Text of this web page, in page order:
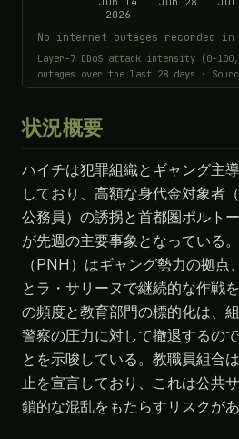
2026
No internet outages recorded
Layer-7 DDoS attack intensity
outages over the last 28 days ·
状況概要
ハイチは犯罪組織とギャング主
しており、高額な身代金対象者
公務員）の誘拐と首都圏ポルト
が先週の主要事象となっている
（PNH）はギャング勢力の拠点
とラ・サリーヌで継続的な作戦
の頻度と教育部門の標的化は、
警察の圧力に対して撤退するの
とを示唆している。教職員組合
止を宣言しており、これは公共
鎖的な混乱をもたらすリスクがあ